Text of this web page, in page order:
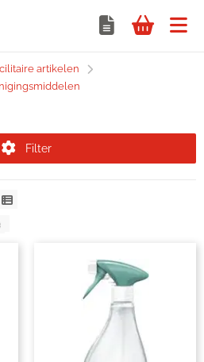
artikelen
Filter